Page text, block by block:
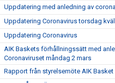
Uppdatering med anledning av
Uppdatering Coronavirus torsdag
Uppdatering Coronavirus
AIK Baskets förhållningssätt med
Coronaviruset måndag 2 mars
Rapport från styrelsemöte AIK Basket